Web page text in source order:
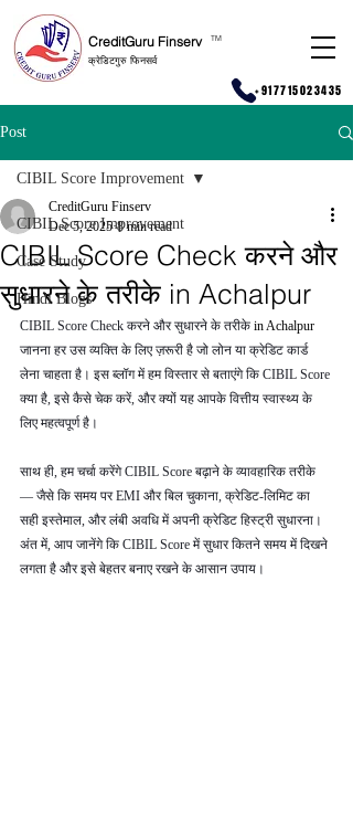
CreditGuru Finserv
क्रेडिटगुरु फिनसर्व
TM
+917715023435
Post
CIBIL Score Improvement
Case Study
Hindi Blogs
CIBIL Score Improvement
CIBIL Score Check करने और
सुधारने के तरीके in Achalpur
CreditGuru Finserv
Dec 5, 2025 8 min read
CIBIL Score Check करने और सुधारने के तरीके in Achalpur
जानना हर उस व्यक्ति के लिए ज़रूरी है जो लोन या क्रेडिट कार्ड
लेना चाहता है। इस ब्लॉग में हम विस्तार से बताएंगे कि CIBIL Score
क्या है, इसे कैसे चेक करें, और क्यों यह आपके वित्तीय स्वास्थ्य के
लिए महत्वपूर्ण है।
साथ ही, हम चर्चा करेंगे CIBIL Score बढ़ाने के व्यावहारिक तरीके
— जैसे कि समय पर EMI और बिल चुकाना, क्रेडिट‑लिमिट का
सही इस्तेमाल, और लंबी अवधि में अपनी क्रेडिट हिस्ट्री सुधारना।
अंत में, आप जानेंगे कि CIBIL Score में सुधार कितने समय में दिखने
लगता है और इसे बेहतर बनाए रखने के आसान उपाय।